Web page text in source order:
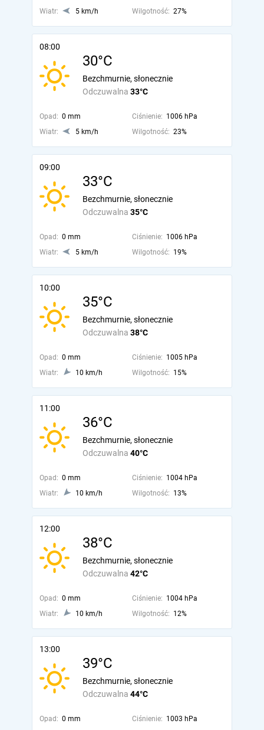
Wiatr: 5 km/h Wilgotność: 27%
08:00
30°C
Odczuwalna 33°C
Bezchmurnie, słonecznie
Opad: 0 mm Ciśnienie: 1006 hPa
Wiatr:
5 km/h Wilgotność: 23%
09:00
33°C
Odczuwalna 35°C
Bezchmurnie, słonecznie
Opad: 0 mm Ciśnienie: 1006 hPa
Wiatr:
5 km/h Wilgotność: 19%
10:00
35°C
Odczuwalna 38°C
Bezchmurnie, słonecznie
Opad: 0 mm Ciśnienie: 1005 hPa
Wiatr:
10 km/h Wilgotność: 15%
11:00
36°C
Odczuwalna 40°C
Bezchmurnie, słonecznie
Opad: 0 mm Ciśnienie: 1004 hPa
Wiatr:
10 km/h Wilgotność: 13%
12:00
38°C
Odczuwalna 42°C
Bezchmurnie, słonecznie
Opad: 0 mm Ciśnienie: 1004 hPa
Wiatr:
10 km/h Wilgotność: 12%
13:00
39°C
Odczuwalna 44°C
Bezchmurnie, słonecznie
Opad: 0 mm Ciśnienie: 1003 hPa